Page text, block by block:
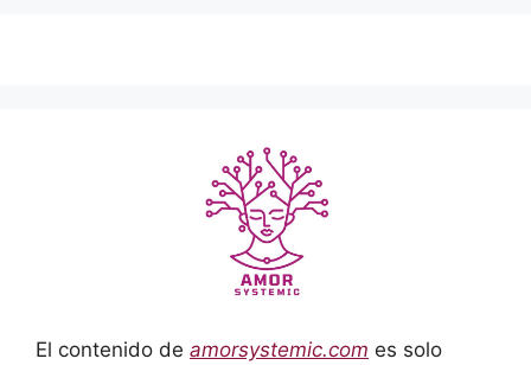
El contenido de amorsystemic.com es solo